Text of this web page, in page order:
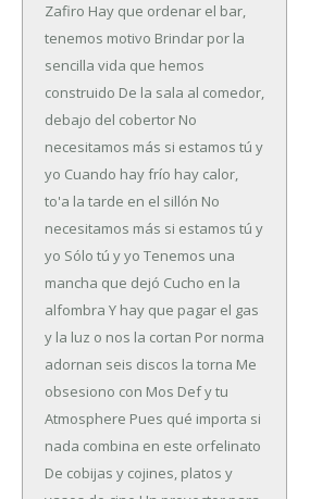
Zafiro Hay que ordenar el bar,
tenemos motivo Brindar por la
sencilla vida que hemos
construido De la sala al comedor,
debajo del cobertor No
necesitamos más si estamos tú y
yo Cuando hay frío hay calor,
to'a la tarde en el sillón No
necesitamos más si estamos tú y
yo Sólo tú y yo Tenemos una
mancha que dejó Cucho en la
alfombra Y hay que pagar el gas
y la luz o nos la cortan Por norma
adornan seis discos la torna Me
obsesiono con Mos Def y tu
Atmosphere Pues qué importa si
nada combina en este orfelinato
De cobijas y cojines, platos y